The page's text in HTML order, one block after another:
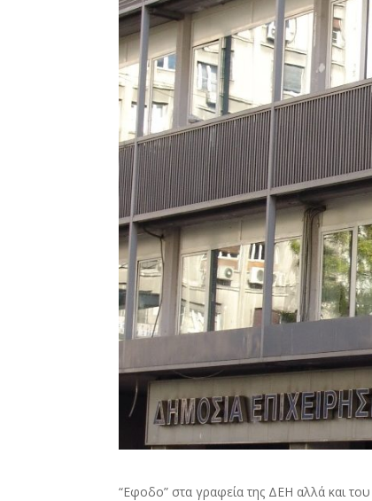
“Εφοδο” στα γραφεία της ΔΕΗ αλλά και